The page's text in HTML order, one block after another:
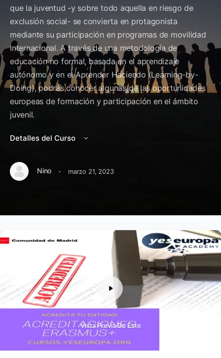
que la juventud -y sobre todo aquella en riesgo de
exclusión social- se convierta en protagonista
mediante su participación en programas de movilidad
internacional. A través de una metodología de
educación no formal, basada en el aprendizaje
autónomo y en el Aprender Haciendo (Learning-by-
Doing), podrás conocer algunas de las oportunidades
europeas de formación y participación en el ámbito
juvenil.
Detalles del Curso
Nino · marzo 21, 2023
Vista Previa De Este